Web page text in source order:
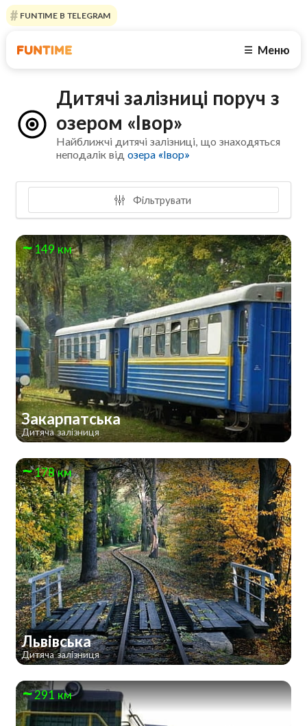
FUNTIME В TELEGRAM
☰ Меню
Дитячі залізниці поруч з
озером «Івор»
Найближчі дитячі залізниці, що знаходяться
неподалік відозера «Івор»
Фільтрувати
149 км
Закарпатська
Дитяча залізниця
178 км
Львівська
Дитяча залізниця
291 км